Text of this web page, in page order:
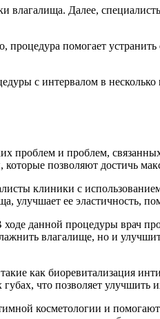
влагалища. Далее,
помогает
с интервалом в
проблем и проблем,
позволяют достичь
клиники с
улучшает ее эластичность,
данной процедуры врач
влагалище, но и
как биоревитализация
что позволяет улучшить
косметологии и